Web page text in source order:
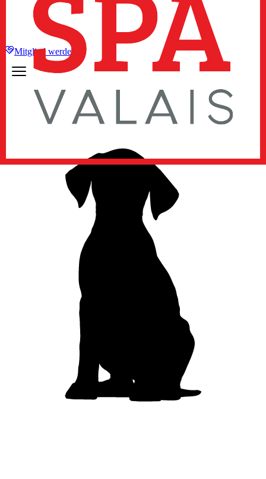
Mitglied werden